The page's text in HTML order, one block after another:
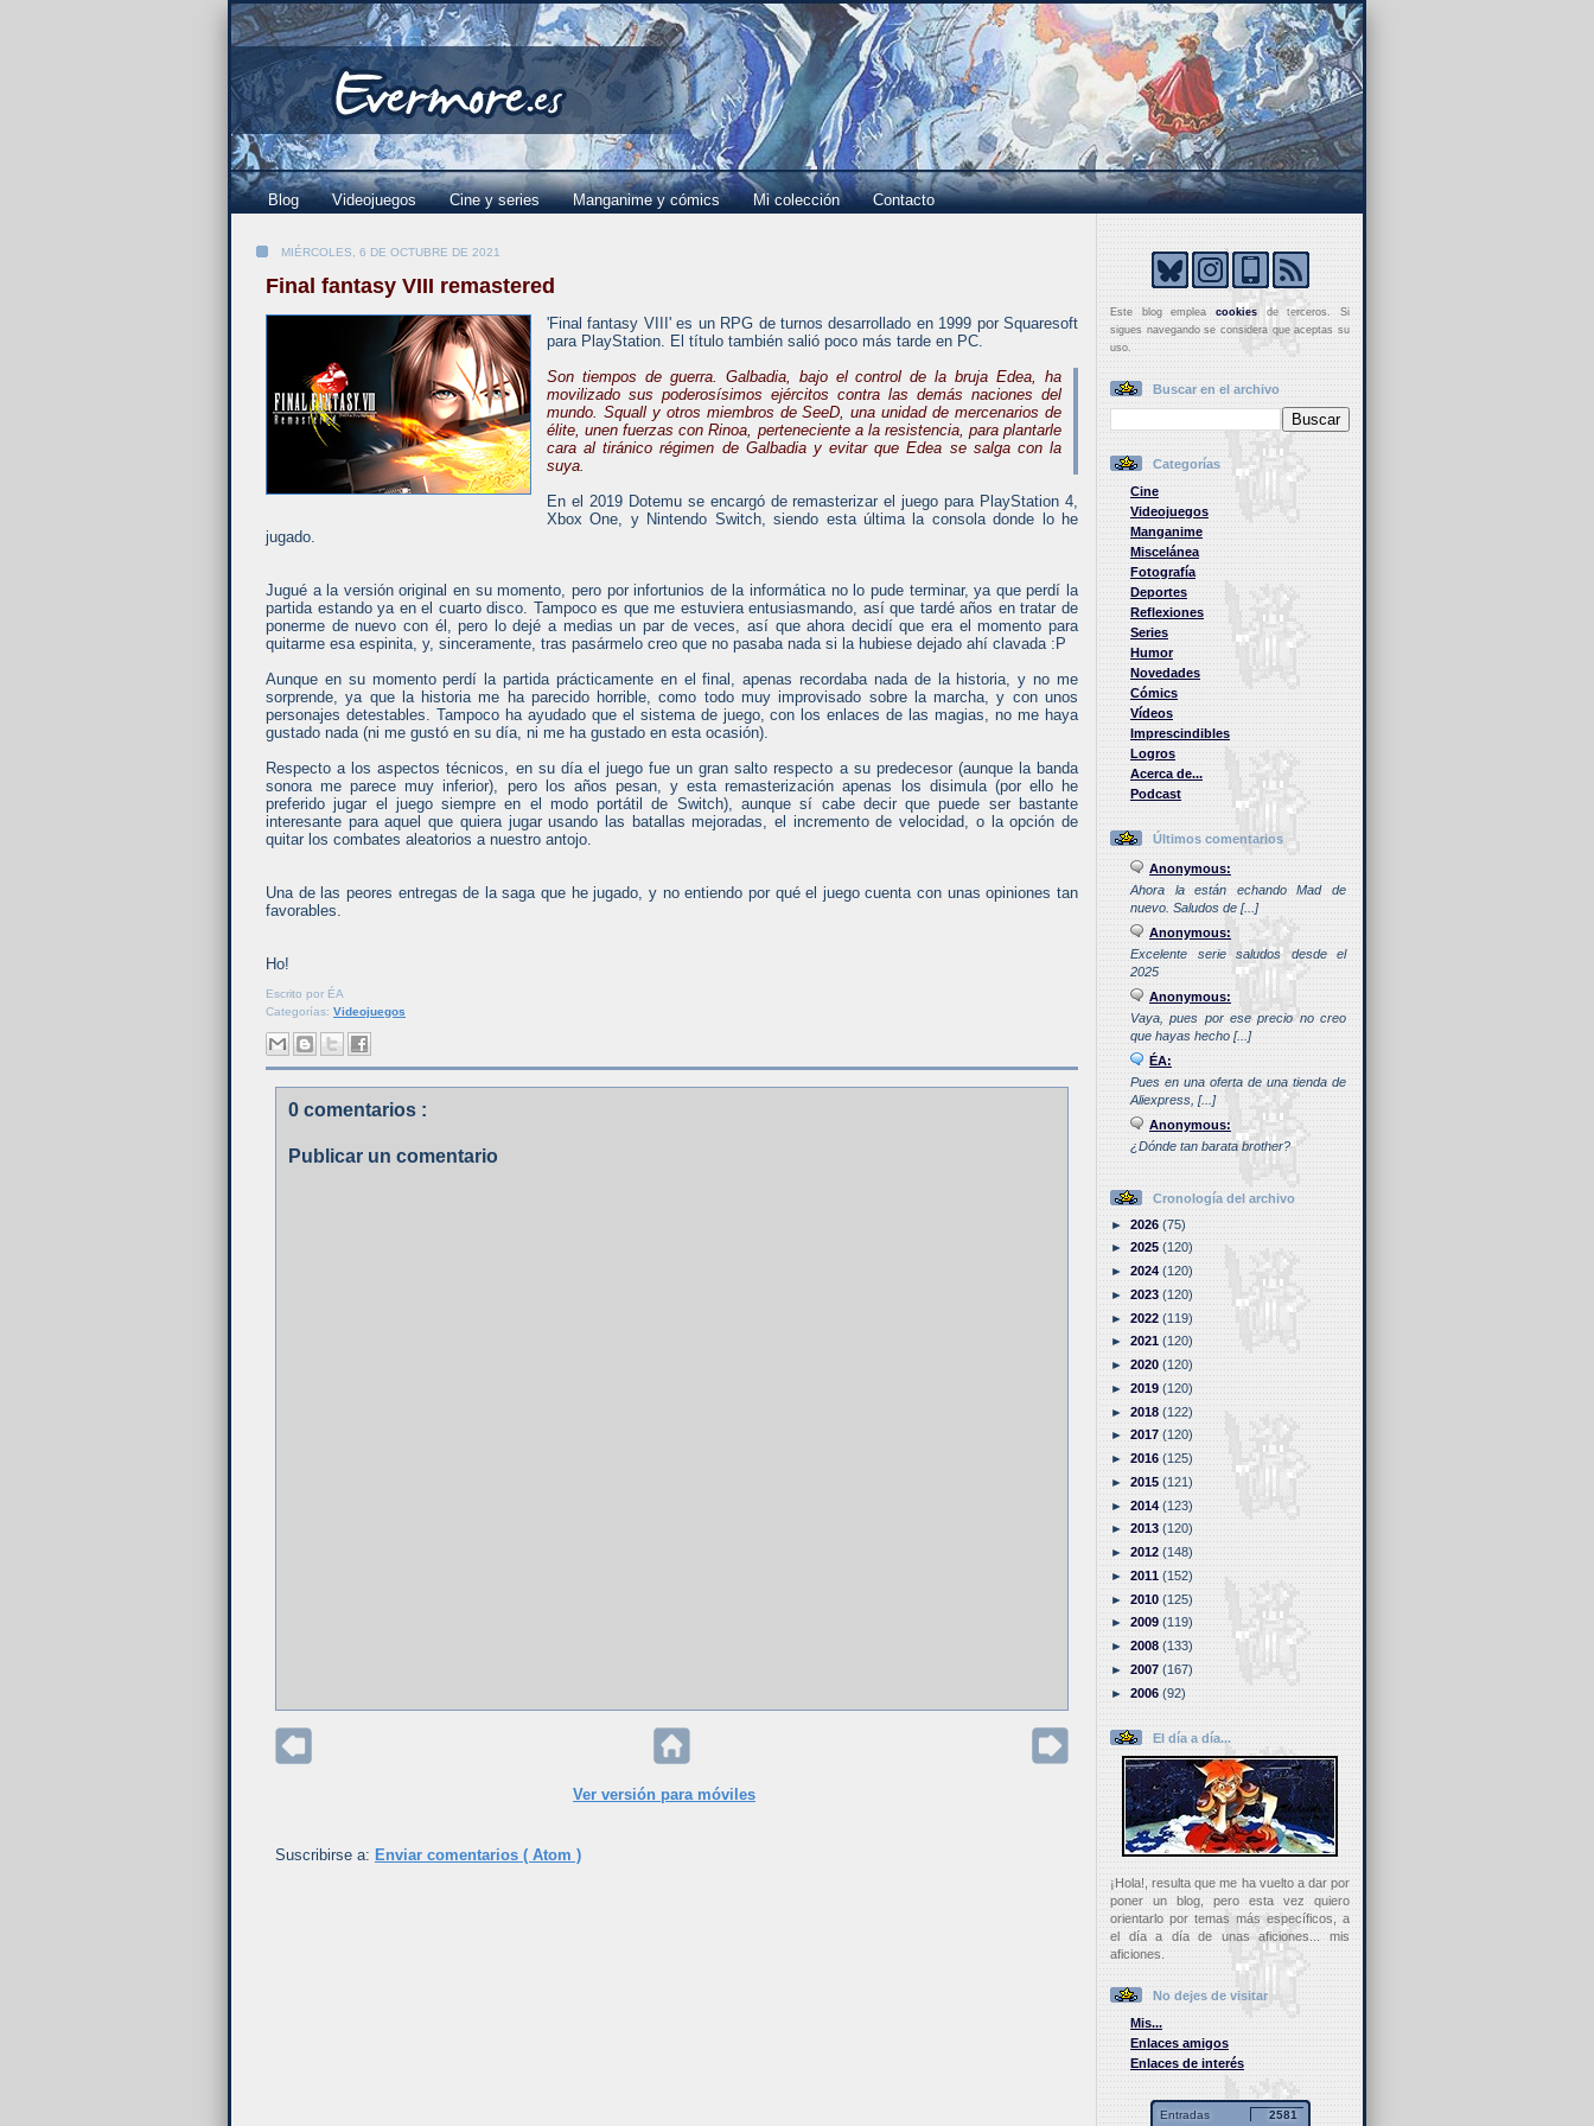
Blog Videojuegos Cine y series Manganime y cómics Mi colección Contacto
MIÉRCOLES, 6 DE OCTUBRE DE 2021
Final fantasy VIII remastered
'Final fantasy VIII' es un RPG de turnos desarrollado en 1999 por Squaresoft
para PlayStation. El título también salió poco más tarde en PC.
Son tiempos de guerra. Galbadia, bajo el control de la bruja Edea, ha
movilizado sus poderosísimos ejércitos contra las demás naciones del
mundo. Squall y otros miembros de SeeD, una unidad de mercenarios de
élite, unen fuerzas con Rinoa, perteneciente a la resistencia, para plantarle
cara al tiránico régimen de Galbadia y evitar que Edea se salga con la
suya.
En el 2019 Dotemu se encargó de remasterizar el juego para PlayStation 4,
Xbox One, y Nintendo Switch, siendo esta última la consola donde lo he
jugado.
Jugué a la versión original en su momento, pero por infortunios de la informática no lo pude terminar, ya que perdí la
partida estando ya en el cuarto disco. Tampoco es que me estuviera entusiasmando, así que tardé años en tratar de
ponerme de nuevo con él, pero lo dejé a medias un par de veces, así que ahora decidí que era el momento para
quitarme esa espinita, y, sinceramente, tras pasármelo creo que no pasaba nada si la hubiese dejado ahí clavada :P
Aunque en su momento perdí la partida prácticamente en el final, apenas recordaba nada de la historia, y no me
sorprende, ya que la historia me ha parecido horrible, como todo muy improvisado sobre la marcha, y con unos
personajes detestables. Tampoco ha ayudado que el sistema de juego, con los enlaces de las magias, no me haya
gustado nada (ni me gustó en su día, ni me ha gustado en esta ocasión).
Respecto a los aspectos técnicos, en su día el juego fue un gran salto respecto a su predecesor (aunque la banda
sonora me parece muy inferior), pero los años pesan, y esta remasterización apenas los disimula (por ello he
preferido jugar el juego siempre en el modo portátil de Switch), aunque sí cabe decir que puede ser bastante
interesante para aquel que quiera jugar usando las batallas mejoradas, el incremento de velocidad, o la opción de
quitar los combates aleatorios a nuestro antojo.
Una de las peores entregas de la saga que he jugado, y no entiendo por qué el juego cuenta con unas opiniones tan
favorables.
Ho!
Escrito por ÉA
Categorías: Videojuegos
0 comentarios :
Publicar un comentario
Ver versión para móviles
Suscribirse a: Enviar comentarios ( Atom )
Este blog empleacookies de terceros. Si
sigues navegando se considera que aceptas su
uso.
Buscar en el archivo
Categorías
Cine
Videojuegos
Manganime
Miscelánea
Fotografía
Deportes
Reflexiones
Series
Humor
Novedades
Cómics
Vídeos
Imprescindibles
Logros
Acerca de...
Podcast
Últimos comentarios
Anonymous:
Ahora la están echando Mad de
nuevo. Saludos de [...]
Anonymous:
Excelente serie saludos desde el
2025
Anonymous:
Vaya, pues por ese precio no creo
que hayas hecho [...]
ÉA:
Pues en una oferta de una tienda de
Aliexpress, [...]
Anonymous:
¿Dónde tan barata brother?
Cronología del archivo
►2026(75)
►2025(120)
►2024(120)
►2023(120)
►2022(119)
►2021(120)
►2020(120)
►2019(120)
►2018(122)
►2017(120)
►2016(125)
►2015(121)
►2014(123)
►2013(120)
►2012(148)
►2011(152)
►2010(125)
►2009(119)
►2008(133)
►2007(167)
►2006(92)
El día a día...
¡Hola!, resulta que me ha vuelto a dar por
poner un blog, pero esta vez quiero
orientarlo por temas más específicos, a
el día a día de unas aficiones... mis
aficiones.
No dejes de visitar
Mis...
Enlaces amigos
Enlaces de interés
Entradas 2581